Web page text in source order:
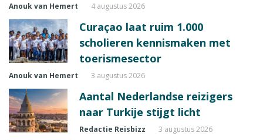
Anouk van Hemert 4 augustus 2026
Curaçao laat ruim 1.000
scholieren kennismaken met
toerismesector
Anouk van Hemert 3 augustus 2026
Aantal Nederlandse reizigers
naar Turkije stijgt licht
Redactie Reisbizz 3 augustus 2026